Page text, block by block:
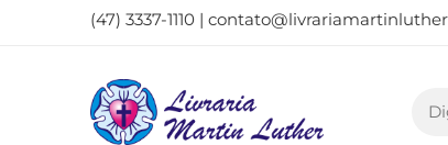
(47) 3337-1110 |